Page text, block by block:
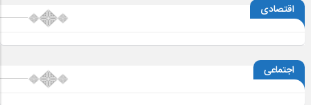
اقتصادی
اجتماعی